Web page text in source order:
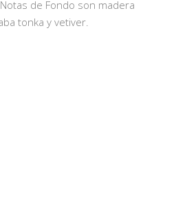
de Fondo son madera
tonka y vetiver.